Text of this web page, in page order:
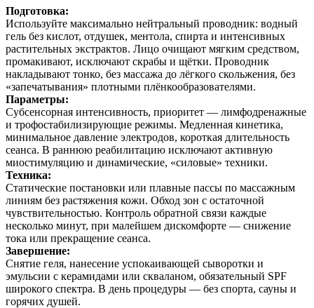
Подготовка:
Используйте максимально нейтральный проводник: водный
гель без кислот, отдушек, ментола, спирта и интенсивных
растительных экстрактов. Лицо очищают мягким средством,
промакивают, исключают скрабы и щётки. Проводник
накладывают тонко, без массажа до лёгкого скольжения, без
«запечатывания» плотными плёнкообразователями.
Параметры:
Субсенсорная интенсивность, приоритет — лимфодренажные
и трофостабилизирующие режимы. Медленная кинетика,
минимальное давление электродов, короткая длительность
сеанса. В раннюю реабилитацию исключают активную
миостимуляцию и динамические, «силовые» техники.
Техника:
Статические постановки или плавные пассы по массажным
линиям без растяжения кожи. Обход зон с остаточной
чувствительностью. Контроль обратной связи каждые
несколько минут, при малейшем дискомфорте — снижение
тока или прекращение сеанса.
Завершение:
Снятие геля, нанесение успокаивающей сыворотки и
эмульсии с керамидами или скваланом, обязательный SPF
широкого спектра. В день процедуры — без спорта, сауны и
горячих душей.